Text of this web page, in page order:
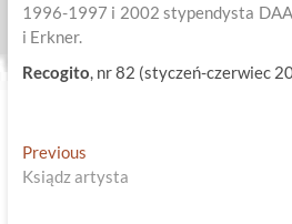
1996-1997 i 2002 stypendysta
i Erkner.
Recogito, nr 82 (styczeń-czerwiec
Nawigacja
wpisu
PreviousPrevious
post:
Ksiądz artysta